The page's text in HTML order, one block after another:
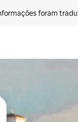
foram